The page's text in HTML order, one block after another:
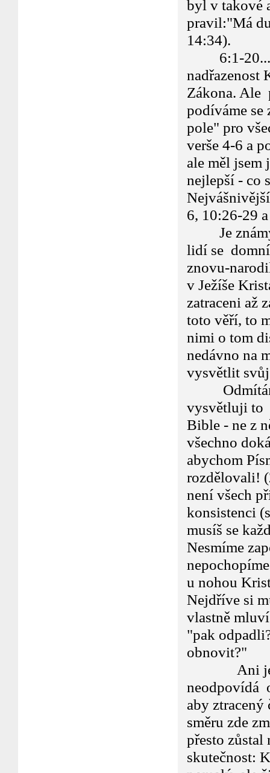
byl v takové
pravil:"Má
14:34).
6:1-20...
nadřazenost
Zákona. Ale
podíváme se
pole" pro
verše 4-6 a
ale měl jsem
nejlepší - co
6, 10:26-29
Je
lidí se
znovu-
v Ježíše
zatraceni až
toto věří, to
nimi o tom
nedávno na
vysvětlit
Odmítám
vysvětluji to
Bible - ne z
všechno
abychom
rozdělovali!
není všech
konsistenci
musíš se
Nesmíme
u nohou
Nejdříve si
vlastně
"pak
obnovit?"
Ani jeden
neodpovídá
aby
směru zde
přesto zůstal
skutečnost: